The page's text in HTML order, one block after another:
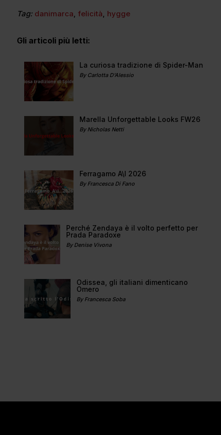
Tag: danimarca, felicità, hygge
Gli articoli più letti:
La curiosa tradizione di Spider-Man
By Carlotta D'Alessio
Marella Unforgettable Looks FW26
By Nicholas Netti
Ferragamo A\I 2026
By Francesca Di Fano
Perché Zendaya è il volto perfetto per
Prada Paradoxe
By Denise Vivona
Odissea, gli italiani dimenticano
Omero
By Francesca Soba